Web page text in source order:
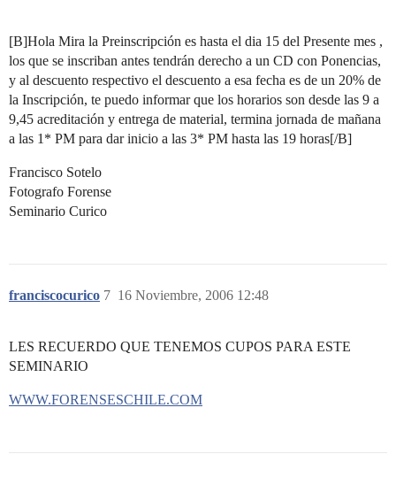
[B]Hola Mira la Preinscripción es hasta el dia 15 del Presente mes ,
los que se inscriban antes tendrán derecho a un CD con Ponencias,
y al descuento respectivo el descuento a esa fecha es de un 20% de
la Inscripción, te puedo informar que los horarios son desde las 9 a
9,45 acreditación y entrega de material, termina jornada de mañana
a las 1* PM para dar inicio a las 3* PM hasta las 19 horas[/B]
Francisco Sotelo
Fotografo Forense
Seminario Curico
franciscocurico 16 Noviembre, 2006 12:48
7
LES RECUERDO QUE TENEMOS CUPOS PARA ESTE
SEMINARIO
WWW.FORENSESCHILE.COM